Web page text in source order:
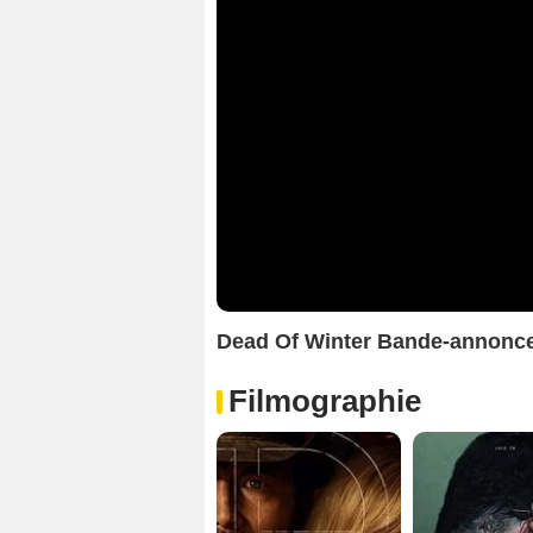
Dead Of Winter Bande-
Filmographie